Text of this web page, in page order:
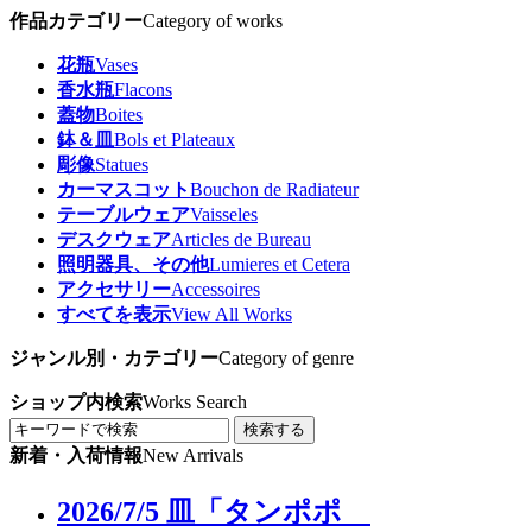
作品カテゴリーCategory of works
花瓶Vases
香水瓶Flacons
蓋物Boites
鉢＆皿 Bols et Plateaux
彫像Statues
カーマスコットBouchon de Radiateur
テーブルウェアVaisseles
デスクウェアArticles de Bureau
照明器具、その他Lumieres et Cetera
アクセサリーAccessoires
すべてを表示View All Works
ジャンル別・カテゴリーCategory of genre
ショップ内検索Works Search
検索する
新着・入荷情報New Arrivals
2026/7/5 皿「タンポポ